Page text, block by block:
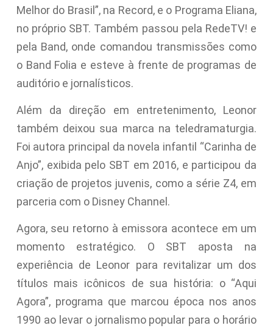
Melhor do Brasil”, na Record, e o Programa Eliana,
no próprio SBT. Também passou pela RedeTV! e
pela Band, onde comandou transmissões como
o Band Folia e esteve à frente de programas de
auditório e jornalísticos.
Além da direção em entretenimento, Leonor
também deixou sua marca na teledramaturgia.
Foi autora principal da novela infantil “Carinha de
Anjo”, exibida pelo SBT em 2016, e participou da
criação de projetos juvenis, como a série Z4, em
parceria com o Disney Channel.
Agora, seu retorno à emissora acontece em um
momento estratégico. O SBT aposta na
experiência de Leonor para revitalizar um dos
títulos mais icônicos de sua história: o “Aqui
Agora”, programa que marcou época nos anos
1990 ao levar o jornalismo popular para o horário